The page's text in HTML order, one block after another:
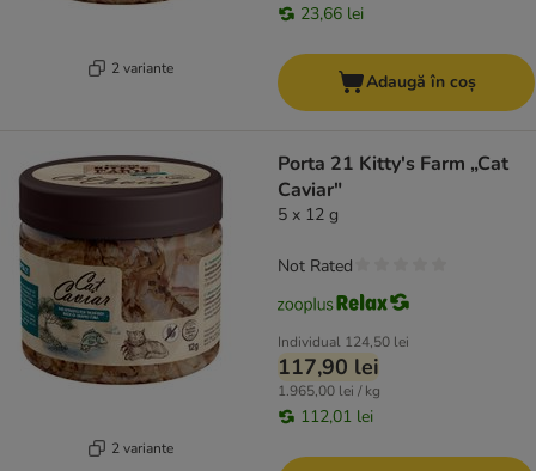
2 variante
23,66 lei
Adaugă în coș
2 variante
Porta 21 Kitty's Farm „Cat
Caviar"
5 x 12 g
Individual 124,50 lei
117,90 lei
1.965,00 lei / kg
112,01 lei
Not Rated